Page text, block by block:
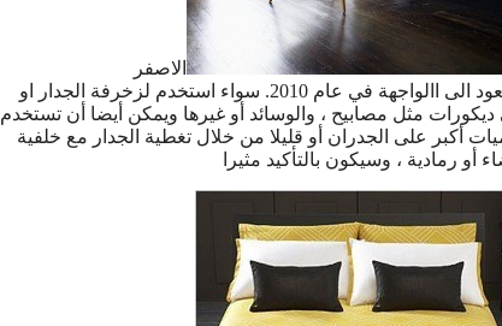
الاصفر
سيعود الى االواجهة في عام 2010. سواء استخدم لزخرفة الجدار او
مثل مصابيح ، والوسائد أو غيرها ويمكن أيضا أن تستخدم
أكبر على الجدران أو قليلا من خلال تغطية الجدار مع خلفية
أو رمادية ، وسيكون بالتأكيد مثيرا